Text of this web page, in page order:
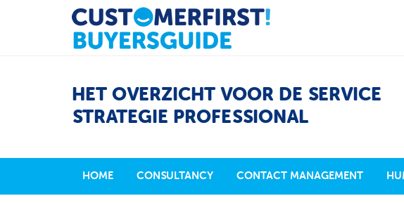
HET OVERZICHT VOOR DE SERVICE
STRATEGIE PROFESSIONAL
HOME CONSULTANCY CONTACT MANAGEMENT